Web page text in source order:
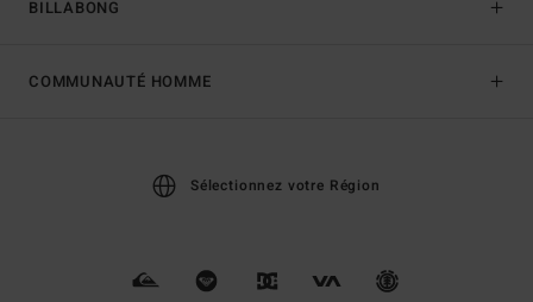
BILLABONG
COMMUNAUTÉ HOMME
Sélectionnez votre Région